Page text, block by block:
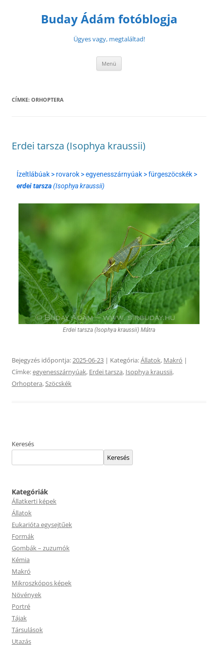
Buday Ádám fotóblogja
Ügyes vagy, megtaláltad!
Menü
CÍMKE: ORHOPTERA
Erdei tarsza (Isophya kraussii)
Ízeltlábúak > rovarok > egyenesszárnyúak > fürgeszöcskék >
erdei tarsza(Isophya kraussii)
Erdei tarsza (Isophya kraussii) Mátra
Bejegyzés időpontja:2025-06-23 | Kategória:Állatok, Makró |
Címke:egyenesszárnyúak, Erdei tarsza, Isophya kraussii,
Orhoptera,Szöcskék
Keresés
Keresés
Kategóriák
Állatkerti képek
Állatok
Eukarióta egysejtűek
Formák
Gombák – zuzumók
Kémia
Makró
Mikroszkópos képek
Növények
Portré
Tájak
Társulások
Utazás